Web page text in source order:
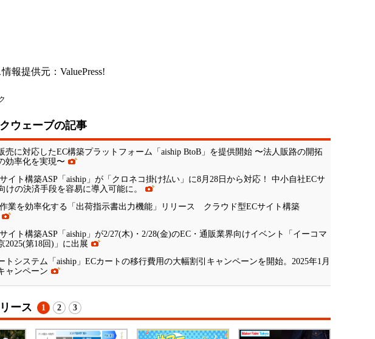
報提供元： ValuePress!
ウェーブの記事
売に対応したEC構築プラットフォーム「aiship BtoB」を提供開始 〜法人販路の開拓
効率化を実現〜
イト構築ASP「aiship」が「クロネコ掛け払い」に8月28日から対応！ 中小自社ECサ
けの決済手段を容易に導入可能に。
業を効率化する「出荷指示書出力機能」リリース クラウド型ECサイト構築
イト構築ASP「aiship」が2/27(木)・2/28(金)のEC・通販業界向けイベント「イーコマ
2025(第18回)」に出展
トシステム「aiship」ECカートの移行費用の大幅割引キャンペーンを開始。2025年1月
ャンペーン
ース 1 2 3